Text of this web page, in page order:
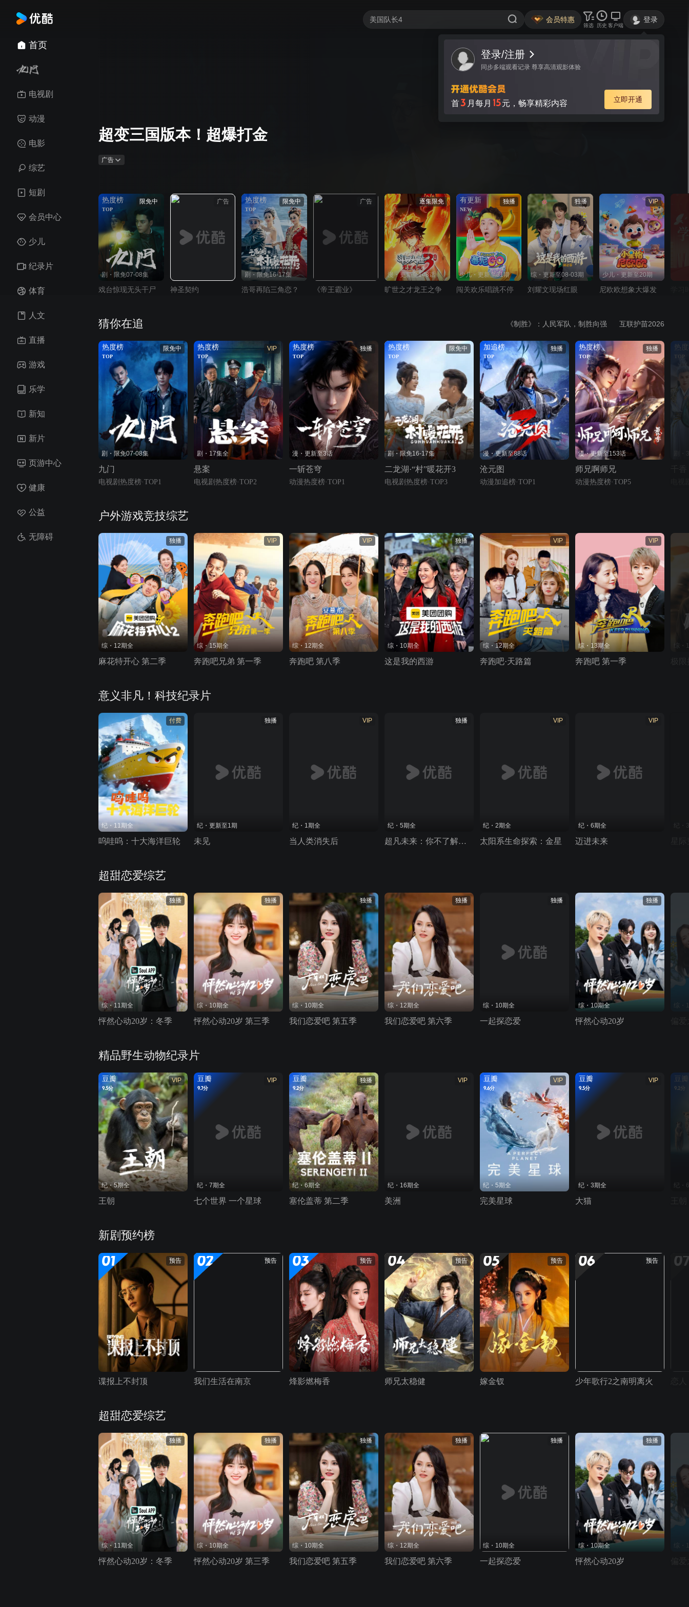
会员特惠
筛选 历史 客户端
登录
首页
电视剧
动漫
电影
综艺
短剧
会员中心
少儿
纪录片
体育
人文
直播
游戏
乐学
新知
新片
页游中心
健康
公益
无障碍
超变三国版本！超爆打金
广告
限免中
热度榜
TOP
剧・限免07-08集
戏台惊现无头干尸
广告
神圣契约
限免中
热度榜
TOP
剧・限免16-17集
浩哥再陷三角恋？
广告
《帝王霸业》
逐集限免
漫・更新至148话
旷世之才龙王之争
独播
有更新
NEW
少儿・更新至31期
闯关欢乐唱跳不停
独播
综・更新至08-03期
刘耀文现场红眼
VIP
少儿・更新至20期
尼欧欧想象大爆发
猜你在追 《制胜》：人民军队，制胜向强 互联护苗2026
限免中
热度榜
TOP
剧・限免07-08集
九门
电视剧热度榜·TOP1
VIP
热度榜
TOP
剧・17集全
悬案
电视剧热度榜·TOP2
独播
热度榜
TOP
漫・更新至3话
一斩苍穹
动漫热度榜·TOP1
限免中
热度榜
TOP
剧・限免16-17集
二龙湖·“村”暖花开3
电视剧热度榜·TOP3
独播
加追榜
TOP
漫・更新至88话
沧元图
动漫加追榜·TOP1
独播
热度榜
TOP
漫・更新至153话
师兄啊师兄
动漫热度榜·TOP5
热
TOP
剧
户外游戏竞技综艺
独播
综・12期全
麻花特开心 第二季
VIP
综・15期全
奔跑吧兄弟 第一季
VIP
综・12期全
奔跑吧 第八季
独播
综・10期全
这是我的西游
VIP
综・12期全
奔跑吧·天路篇
VIP
综・13期全
奔跑吧 第一季
综
意义非凡！科技纪录片
付费
纪・11期全
呜哇呜：十大海洋巨轮
独播
纪・更新至1期
未见
VIP
纪・1期全
当人类消失后
独播
纪・5期全
超凡未来：你不了解的中国科学故事
VIP
纪・2期全
太阳系生命探索：金星
VIP
纪・6期全
迈进未来
纪・
超甜恋爱综艺
独播
综・11期全
怦然心动20岁：冬季
独播
综・10期全
怦然心动20岁 第三季
独播
综・10期全
我们恋爱吧 第五季
独播
综・12期全
我们恋爱吧 第六季
独播
综・10期全
一起探恋爱
独播
综・10期全
怦然心动20岁
综
精品野生动物纪录片
VIP
豆瓣
9.5分
纪・5期全
王朝
VIP
豆瓣
9.7分
纪・7期全
七个世界 一个星球
独播
豆瓣
9.2分
纪・6期全
塞伦盖蒂 第二季
VIP
纪・16期全
美洲
VIP
豆瓣
9.6分
纪・5期全
完美星球
VIP
豆瓣
9.5分
纪・3期全
大猫
豆瓣
9.2分
纪・
新剧预约榜
01 预告
谍报上不封顶
02 预告
我们生活在南京
03 预告
烽影燃梅香
04 预告
师兄太稳健
05 预告
嫁金钗
06 预告
少年歌行2之南明离火
超甜恋爱综艺
独播
综・11期全
怦然心动20岁：冬季
独播
综・10期全
怦然心动20岁 第三季
独播
综・10期全
我们恋爱吧 第五季
独播
综・12期全
我们恋爱吧 第六季
独播
综・10期全
一起探恋爱
独播
综・10期全
怦然心动20岁
综・